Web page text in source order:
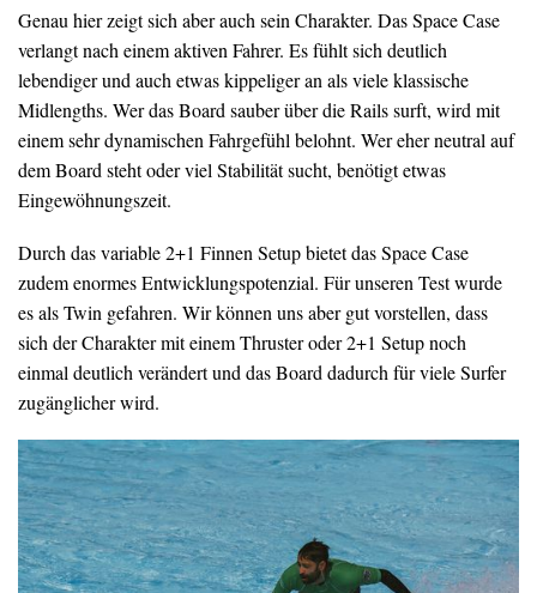
Genau hier zeigt sich aber auch sein Charakter. Das Space Case
verlangt nach einem aktiven Fahrer. Es fühlt sich deutlich
lebendiger und auch etwas kippeliger an als viele klassische
Midlengths. Wer das Board sauber über die Rails surft, wird mit
einem sehr dynamischen Fahrgefühl belohnt. Wer eher neutral auf
dem Board steht oder viel Stabilität sucht, benötigt etwas
Eingewöhnungszeit.
Durch das variable 2+1 Finnen Setup bietet das Space Case
zudem enormes Entwicklungspotenzial. Für unseren Test wurde
es als Twin gefahren. Wir können uns aber gut vorstellen, dass
sich der Charakter mit einem Thruster oder 2+1 Setup noch
einmal deutlich verändert und das Board dadurch für viele Surfer
zugänglicher wird.